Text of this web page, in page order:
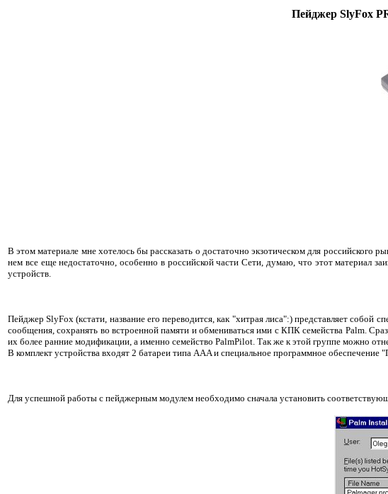
Пейджер SlyFox
В этом материале мне хотелось бы рассказать о достаточно экзотическом для
нем все еще недостаточно, особенно в российской части Сети, думаю, что этот материал
устройств.
Пейджер SlyFox (кстати, название его переводится, как "хитрая лиса":) представляет
сообщения, сохранять во встроенной памяти и обмениваться ими с КПК семейства Palm.
их более ранние модификации, а именно семейство PalmPilot. Так же к этой группе можно
В комплект устройства входят 2 батареи типа AAA и специальное программное обеспечение
Для успешной работы с пейджерным модулем необходимо сначала установить